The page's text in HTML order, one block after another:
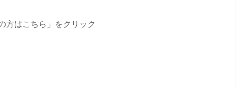
方はこちら」をクリック